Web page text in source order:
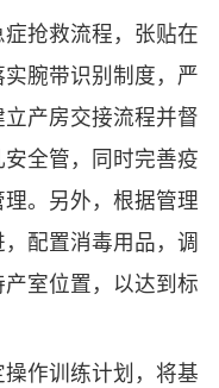
抢救流程，张贴在
腕带识别制度，严
产房交接流程并督
全管，同时完善疫
。另外，根据管理
配置消毒用品，调
室位置，以达到标
作训练计划，将基